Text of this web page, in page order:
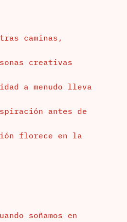
caminas,
creativas
a menudo lleva
antes de
florece en la
soñamos en